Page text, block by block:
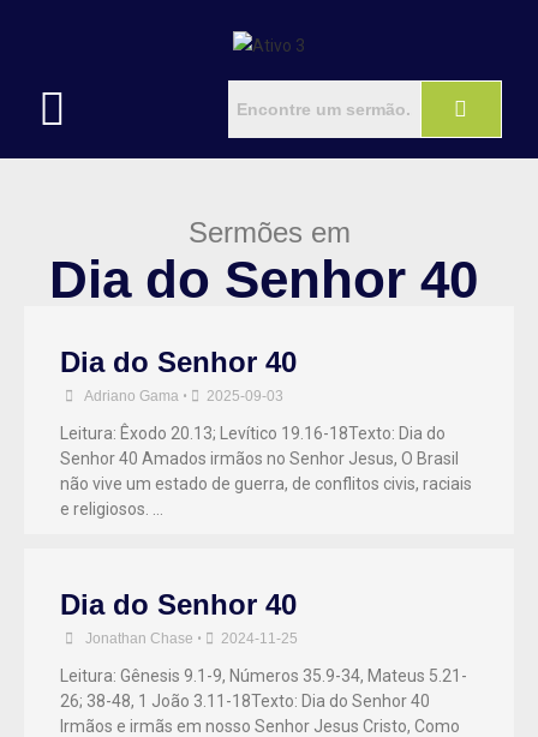
Sermões em
Dia do Senhor 40
Dia do Senhor 40
Adriano Gama • 2025-09-03
Leitura: Êxodo 20.13; Levítico 19.16-18Texto: Dia do
Senhor 40 Amados irmãos no Senhor Jesus, O Brasil
não vive um estado de guerra, de conflitos civis, raciais
e religiosos. …
Dia do Senhor 40
Jonathan Chase • 2024-11-25
Leitura: Gênesis 9.1-9, Números 35.9-34, Mateus 5.21-
26; 38-48, 1 João 3.11-18Texto: Dia do Senhor 40
Irmãos e irmãs em nosso Senhor Jesus Cristo, Como